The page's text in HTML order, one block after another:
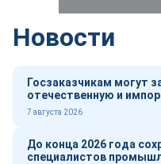
Новости
Госзаказчикам могут
отечественную и
7 августа 2026
До конца 2026 года
специалистов